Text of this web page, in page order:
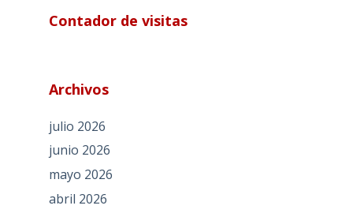
Contador de visitas
Archivos
julio 2026
junio 2026
mayo 2026
abril 2026